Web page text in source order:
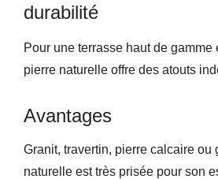
durabilité
Pour une terrasse haut de gamme
pierre naturelle offre des atouts
Avantages
Granit, travertin, pierre calcaire ou
naturelle est très prisée pour son